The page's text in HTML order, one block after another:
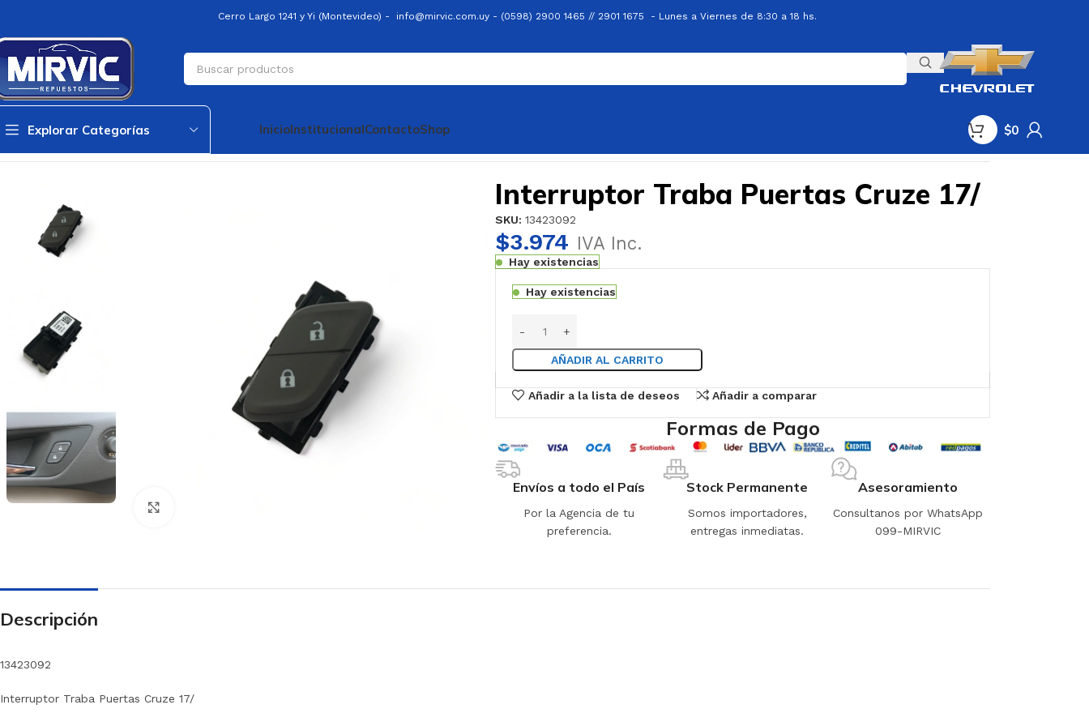
Cerro Largo 1241 y Yi (Montevideo) - info@mirvic.com.uy - (0598) 2900 1465 // 2901 1675 - Lunes a Viernes de 8:30 a 18 hs.
Explorar Categorías InicioInstitucionalContactoShop $0
Interruptor Traba Puertas Cruze 17/
SKU: 13423092
$3.974 IVA Inc.
Hay existencias
Hay existencias
AÑADIR AL CARRITO
Añadir a la lista de deseos Añadir a comparar
Formas de Pago
Envíos a todo el País
Por la Agencia de tu
preferencia.
Stock Permanente
Somos importadores,
entregas inmediatas.
Asesoramiento
Consultanos por WhatsApp
099-MIRVIC
Descripción
13423092
Interruptor Traba Puertas Cruze 17/